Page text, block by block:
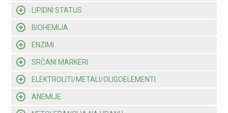
LIPIDNI STATUS
BIOHEMIJA
ENZIMI
SRČANI MARKERI
ELEKTROLITI/METALI/OLIGOELEMENTI
ANEMIJE